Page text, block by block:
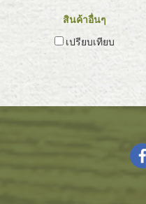
สินค้าอื่นๆ
เปรียบเทียบ